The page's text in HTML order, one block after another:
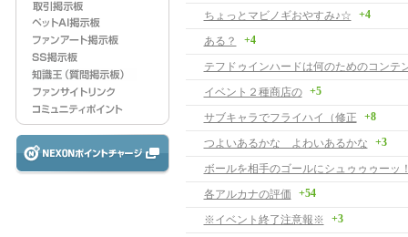
ちょっとマビノギおやすみ♪☆ +4
ある？ +4
テフドゥインハードは何のためのコンテ
イベント２種商店の
+5
サブキャラでフライハイ（修正 +8
つよいあるかな よわいあるかな +3
ボールを相手のゴールにシュゥゥゥーッ
各アルカナの評価
+54
※イベント終了注意報※ +3